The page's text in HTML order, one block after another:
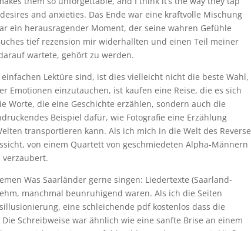
and anxieties. Das Ende war eine kraftvolle Mischung
ein herausragender Moment, der seine wahren Gefühle
tief rezension mir widerhallten und einen Teil meiner
wartete, gehört zu werden.
Lektüre sind, ist dies vielleicht nicht die beste Wahl,
einzutauchen, ist kaufen eine Reise, die es sich
die eine Geschichte erzählen, sondern auch die
Beispiel dafür, wie Fotografie eine Erzählung
transportieren kann. Als ich mich in die Welt des Reverse
von einem Quartett von geschmiedeten Alpha-Männern
Was Saarländer gerne singen: Liedertexte (Saarland-
manchmal beunruhigend waren. Als ich die Seiten
eine schleichende pdf kostenlos dass die
Schreibweise war ähnlich wie eine sanfte Brise an einem